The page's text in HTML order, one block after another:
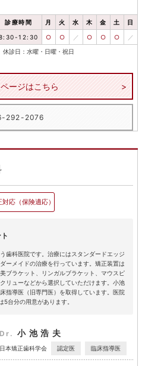
診療時間 月 火 水 木 金 土 日
12:30 ○ ○ ／ ○ ○ ○ ／
休診日：水曜・日曜・祝日
ージはこちら
292-2076
対応（保険適応）
歯科医院です。治療にはスタンダードエッジ
ーメイドの治療を行っています。矯正装置は
ブラケット、リンガルブラケット、マウスピ
リューなどから選択していただけます。小池
指導医（旧専門医）を取得しています。医院
5台分の用意があります。
Dr. 小池浩夫
日本矯正歯科学会 認定医 臨床指導医